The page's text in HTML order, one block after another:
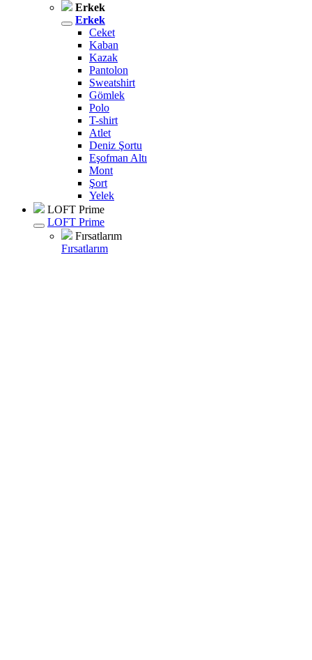
Erkek
Erkek
Ceket
Kaban
Kazak
Pantolon
Sweatshirt
Gömlek
Polo
T-shirt
Atlet
Deniz Şortu
Eşofman Altı
Mont
Şort
Yelek
LOFT Prime
LOFT Prime
Fırsatlarım
Fırsatlarım